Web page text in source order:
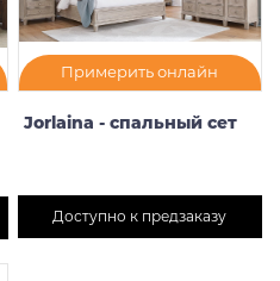
Примерить онлайн
Jorlaina - спальный сет
Доступно к предзаказу